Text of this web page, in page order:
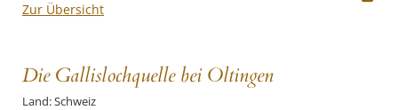
Zur Übersicht
Die Gallislochquelle bei Oltingen
Land: Schweiz